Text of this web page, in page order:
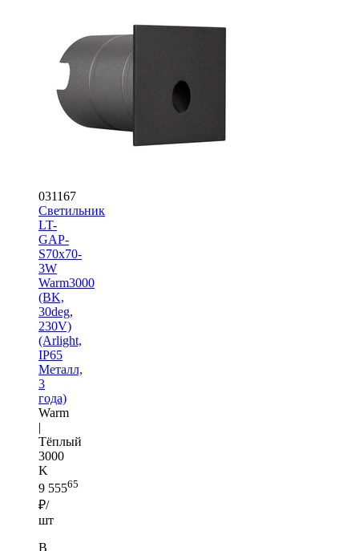
031167
Светильник
LT-
GAP-
S70x70-
3W
Warm3000
(BK,
30deg,
230V)
(Arlight,
IP65
Металл,
3
года)
Warm
|
Тёплый
3000
K
9 55565
₽/
шт
В